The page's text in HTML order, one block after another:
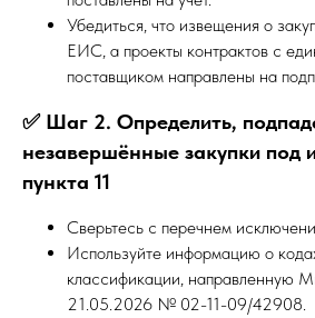
Убедиться, что извещения о
ЕИС, а проекты контрактов с
поставщиком направлены на
✅ Шаг 2. Определить,
незавершённые закупки под
пункта 11
Сверьтесь с перечнем
Используйте информацию о
классификации, направленную
21.05.2026 № 02-11-09/42908.